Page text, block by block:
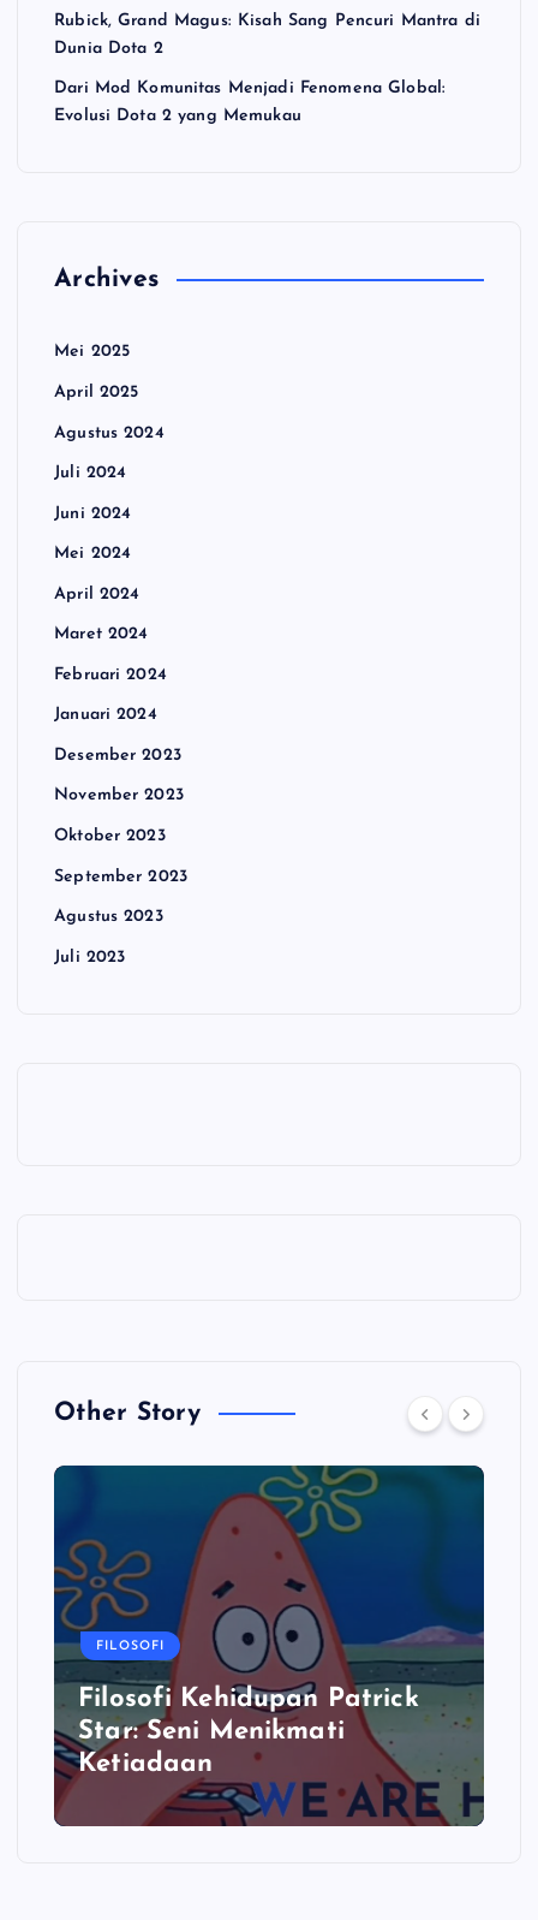
Rubick, Grand Magus: Kisah Sang Pencuri Mantra di
Dunia Dota 2
Dari Mod Komunitas Menjadi Fenomena Global:
Evolusi Dota 2 yang Memukau
Archives
Mei 2025
April 2025
Agustus 2024
Juli 2024
Juni 2024
Mei 2024
April 2024
Maret 2024
Februari 2024
Januari 2024
Desember 2023
November 2023
Oktober 2023
September 2023
Agustus 2023
Juli 2023
Other Story
FILOSOFI
Filosofi Kehidupan Patrick
Star: Seni Menikmati
Ketiadaan